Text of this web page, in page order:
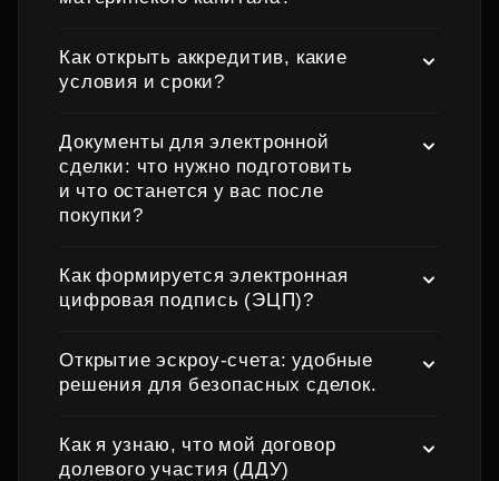
Как открыть аккредитив, какие
условия и сроки?
Документы для электронной
сделки: что нужно подготовить
и что останется у вас после
покупки?
Как формируется электронная
цифровая подпись (ЭЦП)?
Открытие эскроу‑счета: удобные
решения для безопасных сделок.
Как я узнаю, что мой договор
долевого участия (ДДУ)